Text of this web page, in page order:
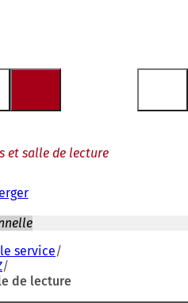
et salle de lecture
service
de lecture